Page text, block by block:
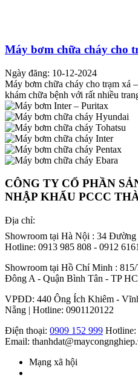
Máy bơm chữa cháy cho
Ngày đăng: 10-12-2024
Máy bơm chữa cháy cho trạm xá
khám chữa bệnh với rất nhiều
CÔNG TY CỔ PHẦN
NHẬP KHẨU PCCC
Địa chỉ:
Showroom tại Hà Nội : 34
Hotline: 0913 985 808 - 0912
Showroom tại Hồ Chí Minh :
Đông A - Quận Bình Tân - TP
VPĐD: 440 Ông Ích Khiêm -
Nẵng | Hotline: 0901120122
Điện thoại: 0909 152 999 Hotline:
Email:
Mạng xã hội